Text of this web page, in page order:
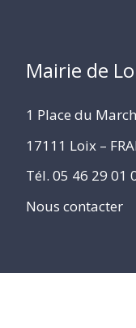
Mairie de
1 Place du
17111 Loix –
Tél. 05 46 29 01
Nous contacter